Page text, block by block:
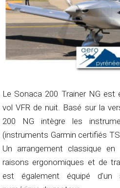
Le Sonaca 200 Trainer NG est
vol VFR de nuit. Basé sur la
200 NG intègre les
(instruments Garmin certifiés
Un arrangement classique
raisons ergonomiques et de
est également équipé d’un